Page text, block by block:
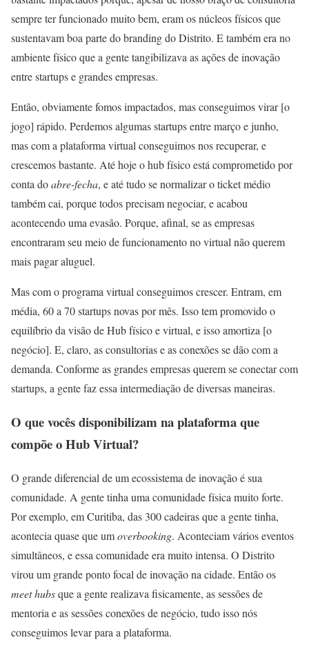
sempre ter funcionado muito bem, eram os núcleos físicos que
sustentavam boa parte do branding do Distrito. E também era no
ambiente físico que a gente tangibilizava as ações de inovação
entre startups e grandes empresas.
Então, obviamente fomos impactados, mas conseguimos virar [o
jogo] rápido. Perdemos algumas startups entre março e junho,
mas com a plataforma virtual conseguimos nos recuperar, e
crescemos bastante. Até hoje o hub físico está comprometido por
conta doabre-fecha, e até tudo se normalizar o ticket médio
também cai, porque todos precisam negociar, e acabou
acontecendo uma evasão. Porque, afinal, se as empresas
encontraram seu meio de funcionamento no virtual não querem
mais pagar aluguel.
Mas com o programa virtual conseguimos crescer. Entram, em
média, 60 a 70 startups novas por mês. Isso tem promovido o
equilíbrio da visão de Hub físico e virtual, e isso amortiza [o
negócio]. E, claro, as consultorias e as conexões se dão com a
demanda. Conforme as grandes empresas querem se conectar com
startups, a gente faz essa intermediação de diversas maneiras.
O que vocês disponibilizam na plataforma que
compõe o Hub Virtual?
O grande diferencial de um ecossistema de inovação é sua
comunidade. A gente tinha uma comunidade física muito forte.
Por exemplo, em Curitiba, das 300 cadeiras que a gente tinha,
acontecia quase que umoverbooking. Aconteciam vários eventos
simultâneos, e essa comunidade era muito intensa. O Distrito
virou um grande ponto focal de inovação na cidade. Então os
meet hubsque a gente realizava fisicamente, as sessões de
mentoria e as sessões conexões de negócio, tudo isso nós
conseguimos levar para a plataforma.